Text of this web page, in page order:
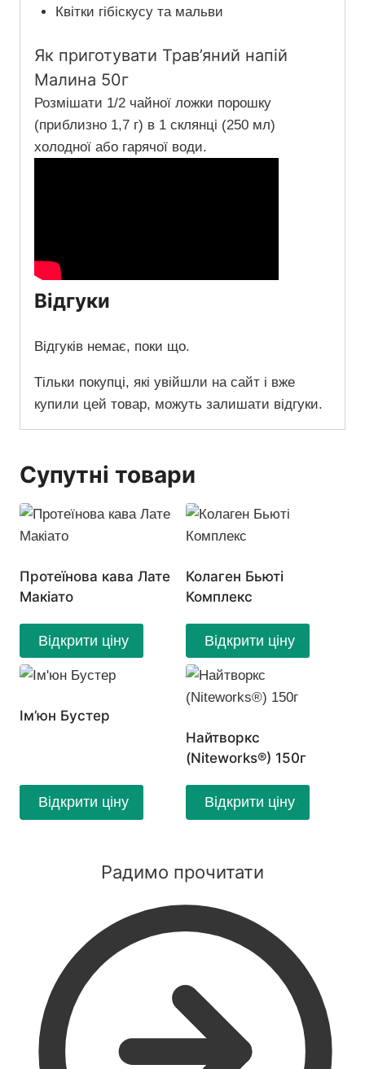
Квітки гібіскусу та мальви
Як приготувати Трав’яний напій
Малина 50г
Розмішати 1/2 чайної ложки порошку
(приблизно 1,7 г) в 1 склянці (250 мл)
холодної або гарячої води.
Відгуки
Відгуків немає, поки що.
Тільки покупці, які увійшли на сайт і вже
купили цей товар, можуть залишати відгуки.
Супутні товари
Протеїнова кава Лате
Макіато
Відкрити ціну
Колаген Бьюті
Комплекс
Відкрити ціну
Ім’юн Бустер
Відкрити ціну
Найтворкс
(Niteworks®) 150г
Відкрити ціну
Радимо прочитати